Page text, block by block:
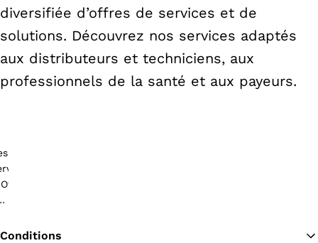
diversifiée d’offres de services et de
solutions. Découvrez nos services adaptés
aux distributeurs et techniciens, aux
professionnels de la santé et aux payeurs.
Conditions